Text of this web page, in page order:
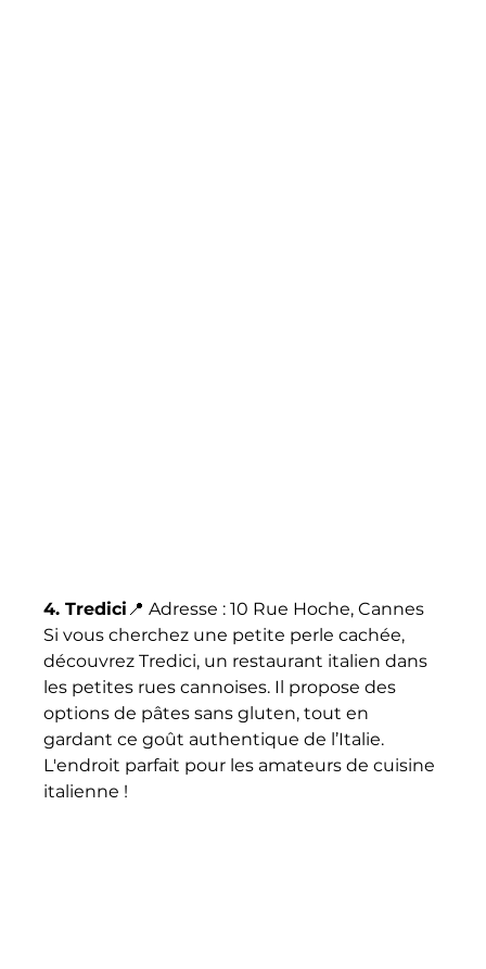
4. Tredici 📍 Adresse : 10 Rue Hoche, Cannes
Si vous cherchez une petite perle cachée,
découvrez Tredici, un restaurant italien dans
les petites rues cannoises. Il propose des
options de pâtes sans gluten, tout en
gardant ce goût authentique de l’Italie.
L'endroit parfait pour les amateurs de cuisine
italienne !